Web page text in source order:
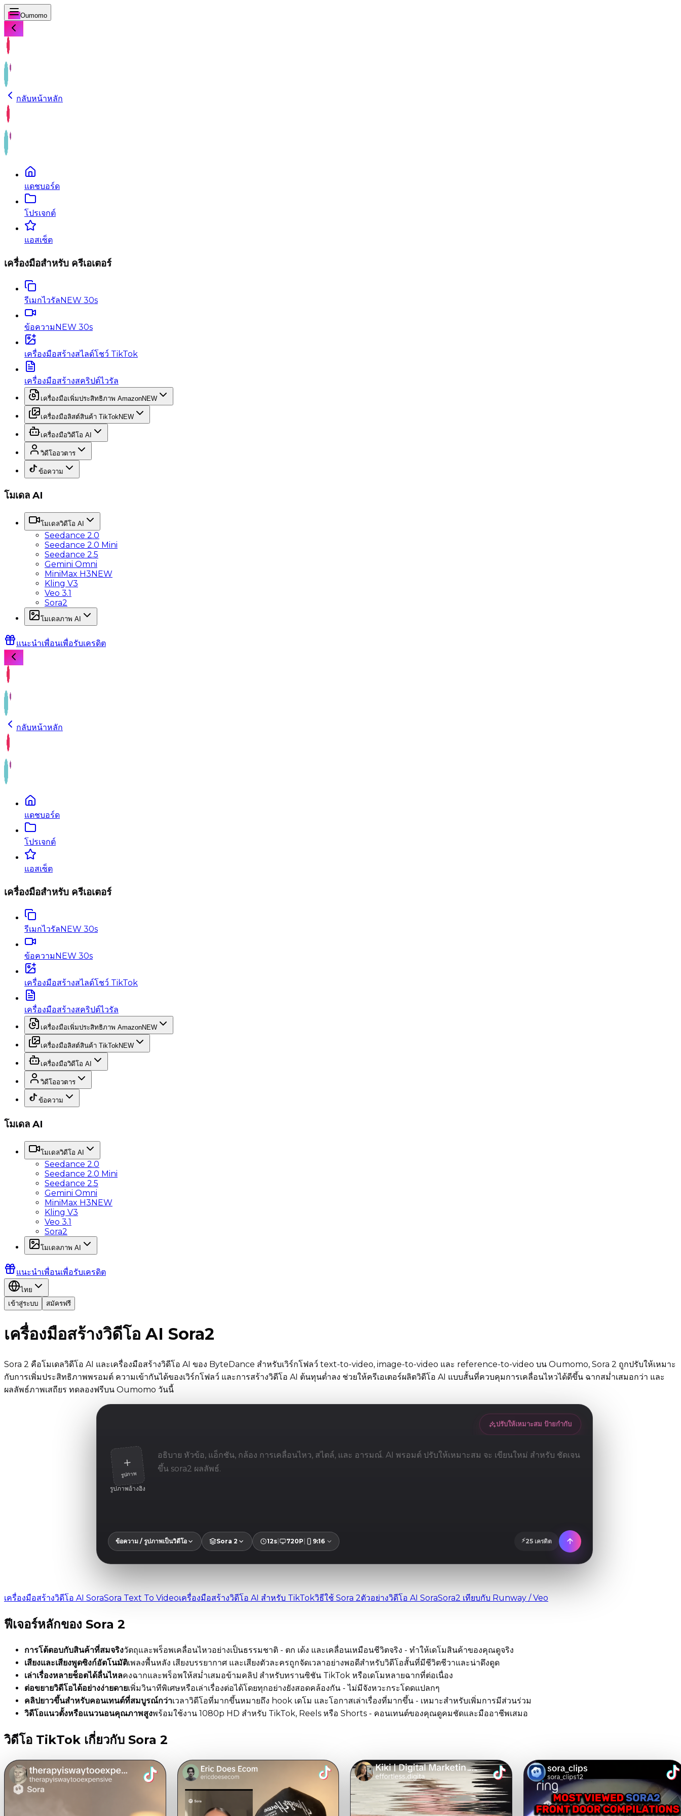
Oumomo
กลับหน้าหลัก
แดชบอร์ด
โปรเจกต์
แอสเซ็ต
เครื่องมือสำหรับ ครีเอเตอร์
รีเมกไวรัล NEW 30s
ข้อความ NEW 30s
เครื่องมือสร้างสไลด์โชว์ TikTok
เครื่องมือสร้างสคริปต์ไวรัล
เครื่องมือเพิ่มประสิทธิภาพ AmazonNEW
เครื่องมือลิสต์สินค้า TikTokNEW
เครื่องมือวิดีโอ AI
วิดีโออวตาร
ข้อความ
โมเดล AI
โมเดลวิดีโอ AI
Seedance 2.0
Seedance 2.0 Mini
Seedance 2.5
Gemini Omni
MiniMax H3NEW
Kling V3
Veo 3.1
Sora2
โมเดลภาพ AI
แนะนำเพื่อนเพื่อรับเครดิต
กลับหน้าหลัก
แดชบอร์ด
โปรเจกต์
แอสเซ็ต
เครื่องมือสำหรับ ครีเอเตอร์
รีเมกไวรัล NEW 30s
ข้อความ NEW 30s
เครื่องมือสร้างสไลด์โชว์ TikTok
เครื่องมือสร้างสคริปต์ไวรัล
เครื่องมือเพิ่มประสิทธิภาพ AmazonNEW
เครื่องมือลิสต์สินค้า TikTokNEW
เครื่องมือวิดีโอ AI
วิดีโออวตาร
ข้อความ
โมเดล AI
โมเดลวิดีโอ AI
Seedance 2.0
Seedance 2.0 Mini
Seedance 2.5
Gemini Omni
MiniMax H3NEW
Kling V3
Veo 3.1
Sora2
โมเดลภาพ AI
แนะนำเพื่อนเพื่อรับเครดิต
ไทย
เข้าสู่ระบบ
สมัครฟรี
เครื่องมือสร้างวิดีโอ AI Sora2
Sora 2 คือโมเดลวิดีโอ AI และเครื่องมือสร้างวิดีโอ AI ของ ByteDance สำหรับเวิร์กโฟลว์ text-to-video, image-to-video และ reference-to-video บน Oumomo, Sora 2 ถูกปรับให้เหมาะ
กับการเพิ่มประสิทธิภาพพรอมต์ ความเข้ากันได้ของเวิร์กโฟลว์ และการสร้างวิดีโอ AI ต้นทุนต่ำลง ช่วยให้ครีเอเตอร์ผลิตวิดีโอ AI แบบสั้นที่ควบคุมการเคลื่อนไหวได้ดีขึ้น ฉากสม่ำเสมอกว่า และ
ผลลัพธ์ภาพเสถียร ทดลองฟรีบน Oumomo วันนี้
ปรับให้เหมาะสม ป้ายกำกับ
＋
รูปภาพ
รูปภาพอ้างอิง
ข้อความ / รูปภาพเป็นวิดีโอ Sora 2 12s 720P 9:16 ⚡25 เครดิต
เครื่องมือสร้างวิดีโอ AI SoraSora Text To Videoเครื่องมือสร้างวิดีโอ AI สำหรับ TikTokวิธีใช้ Sora 2ตัวอย่างวิดีโอ AI SoraSora2 เทียบกับ Runway / Veo
ฟีเจอร์หลักของ Sora 2
การโต้ตอบกับสินค้าที่สมจริงวัตถุและพร็อพเคลื่อนไหวอย่างเป็นธรรมชาติ - ตก เด้ง และเคลื่อนเหมือนชีวิตจริง - ทำให้เดโมสินค้าของคุณดูจริง
เสียงและเสียงพูดซิงก์อัตโนมัติเพลงพื้นหลัง เสียงบรรยากาศ และเสียงตัวละครถูกจัดเวลาอย่างพอดีสำหรับวิดีโอสั้นที่มีชีวิตชีวาและน่าดึงดูด
เล่าเรื่องหลายช็อตได้ลื่นไหลคงฉากและพร็อพให้สม่ำเสมอข้ามคลิป สำหรับทรานซิชัน TikTok หรือเดโมหลายฉากที่ต่อเนื่อง
ต่อขยายวิดีโอได้อย่างง่ายดายเพิ่มวินาทีพิเศษหรือเล่าเรื่องต่อได้โดยทุกอย่างยังสอดคล้องกัน - ไม่มีจังหวะกระโดดแปลกๆ
คลิปยาวขึ้นสำหรับคอนเทนต์ที่สมบูรณ์กว่าเวลาวิดีโอที่มากขึ้นหมายถึง hook เดโม และโอกาสเล่าเรื่องที่มากขึ้น - เหมาะสำหรับเพิ่มการมีส่วนร่วม
วิดีโอแนวตั้งหรือแนวนอนคุณภาพสูงพร้อมใช้งาน 1080p HD สำหรับ TikTok, Reels หรือ Shorts - คอนเทนต์ของคุณดูคมชัดและมืออาชีพเสมอ
วิดีโอ TikTok เกี่ยวกับ Sora 2